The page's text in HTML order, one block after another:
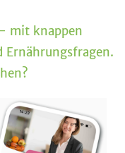
mit knappen